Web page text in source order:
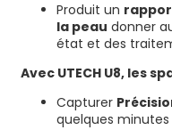
Produit un
la peau donner
état et des
Avec UTECH U8, les
Capturer
quelques minutes